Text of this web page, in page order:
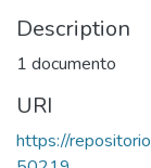
Description
1 documento
URI
https://